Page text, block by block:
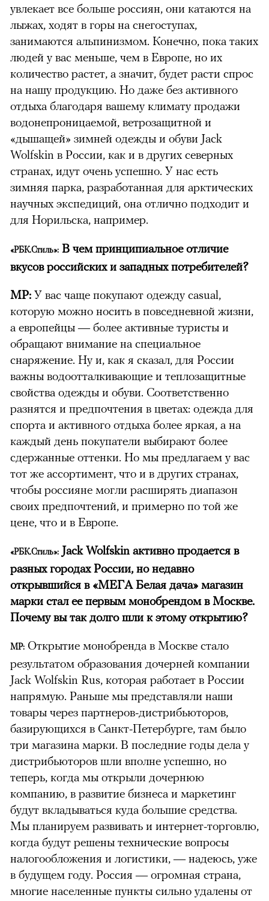
увлекает все больше россиян, они катаются на
лыжах, ходят в горы на снегоступах,
занимаются альпинизмом. Конечно, пока таких
людей у вас меньше, чем в Европе, но их
количество растет, а значит, будет расти спрос
на нашу продукцию. Но даже без активного
отдыха благодаря вашему климату продажи
водонепроницаемой, ветрозащитной и
«дышащей» зимней одежды и обуви Jack
Wolfskin в России, как и в других северных
странах, идут очень успешно. У нас есть
зимняя парка, разработанная для арктических
научных экспедиций, она отлично подходит и
для Норильска, например.
«РБК.Стиль»: В чем принципиальное отличие
вкусов российских и западных потребителей?
МР: У вас чаще покупают одежду casual,
которую можно носить в повседневной жизни,
а европейцы — более активные туристы и
обращают внимание на специальное
снаряжение. Ну и, как я сказал, для России
важны водоотталкивающие и теплозащитные
свойства одежды и обуви. Соответственно
разнятся и предпочтения в цветах: одежда для
спорта и активного отдыха более яркая, а на
каждый день покупатели выбирают более
сдержанные оттенки. Но мы предлагаем у вас
тот же ассортимент, что и в других странах,
чтобы россияне могли расширять диапазон
своих предпочтений, и примерно по той же
цене, что и в Европе.
«РБК.Стиль»: Jack Wolfskin активно продается в
разных городах России, но недавно
открывшийся в «МЕГА Белая дача» магазин
марки стал ее первым монобрендом в Москве.
Почему вы так долго шли к этому открытию?
МР: Открытие монобренда в Москве стало
результатом образования дочерней компании
Jack Wolfskin Rus, которая работает в России
напрямую. Раньше мы представляли наши
товары через партнеров-дистрибьюторов,
базирующихся в Санкт-Петербурге, там было
три магазина марки. В последние годы дела у
дистрибьюторов шли вполне успешно, но
теперь, когда мы открыли дочернюю
компанию, в развитие бизнеса и маркетинг
будут вкладываться куда большие средства.
Мы планируем развивать и интернет-торговлю,
когда будут решены технические вопросы
налогообложения и логистики, — надеюсь, уже
в будущем году. Россия — огромная страна,
многие населенные пункты сильно удалены от